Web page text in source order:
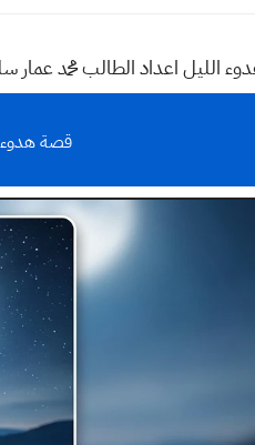
الليل اعداد الطالب محمد عمار
قصة هدوء